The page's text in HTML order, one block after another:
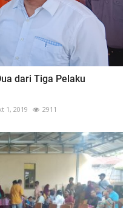
dari Tiga Pelaku
1, 2019 2911